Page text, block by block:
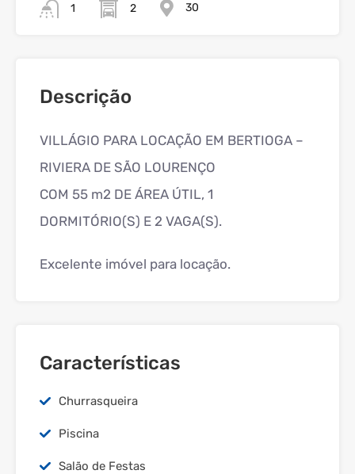
1 2 30
Descrição
VILLÁGIO PARA LOCAÇÃO EM BERTIOGA –
RIVIERA DE SÃO LOURENÇO
COM 55 m2 DE ÁREA ÚTIL, 1
DORMITÓRIO(S) E 2 VAGA(S).
Excelente imóvel para locação.
Características
Churrasqueira
Piscina
Salão de Festas